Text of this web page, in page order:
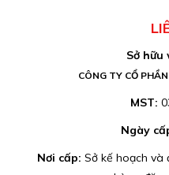
Sở hữu
CÔNG TY CỔ
MST:
Ngày
Nơi cấp: Sở kế hoạch và